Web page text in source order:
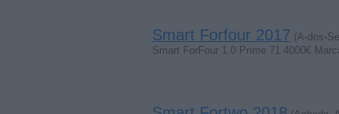
Smart Forfour 2017 (A-dos-
Smart ForFour 1.0 Prime 71 4000€